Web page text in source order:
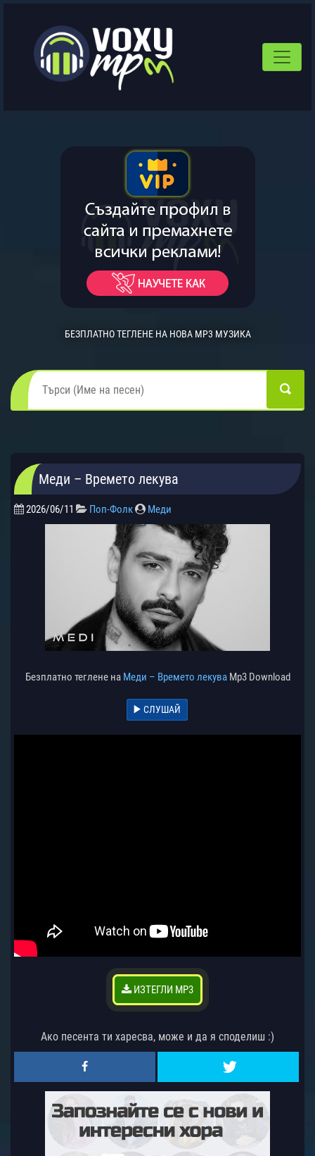
БЕЗПЛАТНО ТЕГЛЕНЕ НА НОВА MP3 МУЗИКА
Меди – Времето лекува
2026/06/11 Поп-Фолк Меди
Безплатно теглене на Меди – Времето лекуваMp3 Download
СЛУШАЙ
ИЗТЕГЛИ MP3
Ако песента ти харесва, може и да я споделиш :)